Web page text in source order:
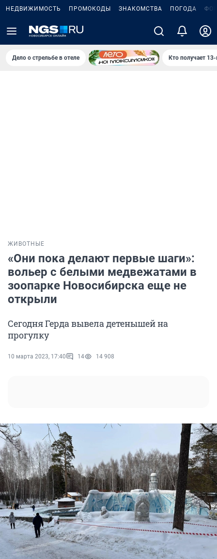
НЕДВИЖИМОСТЬ ПРОМОКОДЫ ЗНАКОМСТВА ПОГОДА
Дело о стрельбе в отеле Кто получает
ЖИВОТНЫЕ
«Они пока делают первые шаги»:
вольер с белыми медвежатами в
зоопарке Новосибирска еще не
открыли
Сегодня Герда вывела детенышей на
прогулку
10 марта 2023, 17:40 14 14 908